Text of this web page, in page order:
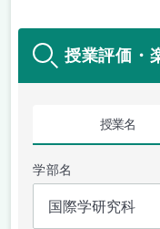
授業評価・
授業名
学部名